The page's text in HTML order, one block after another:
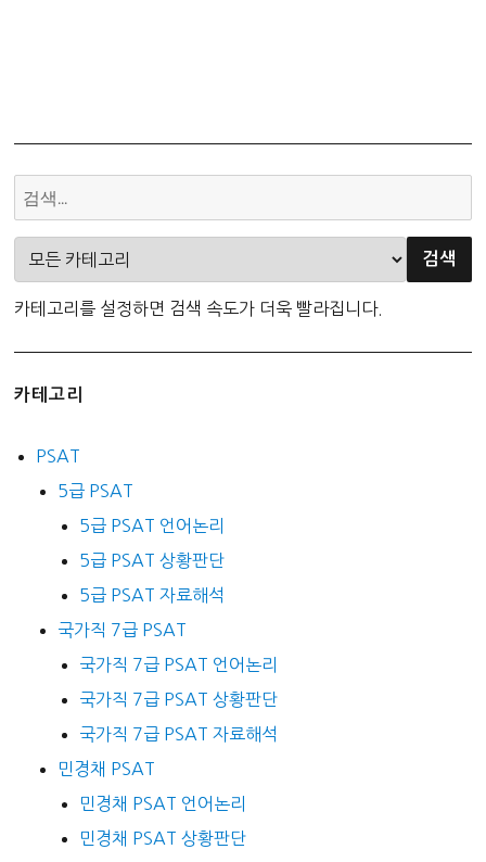
카테고리를 설정하면 검색 속도가 더욱 빨라집니다.
카테고리
PSAT
5급 PSAT
5급 PSAT 언어논리
5급 PSAT 상황판단
5급 PSAT 자료해석
국가직 7급 PSAT
국가직 7급 PSAT 언어논리
국가직 7급 PSAT 상황판단
국가직 7급 PSAT 자료해석
민경채 PSAT
민경채 PSAT 언어논리
민경채 PSAT 상황판단